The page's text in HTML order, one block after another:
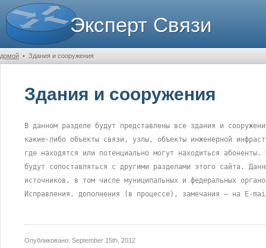
Эксперт Связи
домой • Здания и сооружения
Здания и сооружения
В данном разделе будут представлены все здания и
какие-либо объекты связи, узлы, объекты инженерной
где находятся или потенциально могут находиться
будут сопоставляться с другими разделами этого сайта.
источников, в том числе муниципальных и федеральных
Исправления, дополнения (в процессе), замечания – на
Опубликовано: September 15th, 2012